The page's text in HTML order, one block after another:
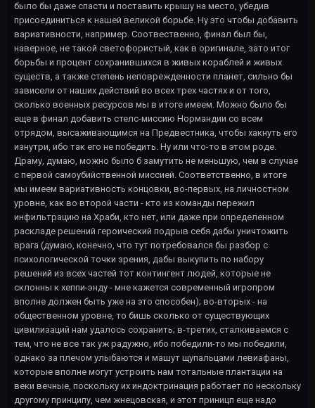
было бы даже спасти и поставить крышу на место, убедив
присоединиться к нашей великой борьбе. Ну это чтобы добавить
вариативности, например. Соотвественно, финал был бы,
наверное, не такой светофористый, как в оригинале, зато итог
борьбы и процент сохранившихся в живых кораблей и живых
существ, а также степень неповрежденности планет, сильно бы
зависели от наших действий во всех трех частях и от того,
сколько военных ресурсов мы в итоге имеем. Можно было бы
еще в финал добавить стелс-миссию Нормандии со всем
отрядом, высаживающимся на Предвестника, чтобы хакнуть его
изнутри, ибо так его не победить. Ну или что-то в этом роде.
Драму, думаю, можно было б замутить не меньшую, чем в случае
с первой самоубийственной миссией. Соответственно, в итоге
мы имеем вариативность концовки, во-первых, на личностном
уровне, как во второй части - кто из команды пережил
инфильтрацию на Храби, кто нет, или даже при определенном
раскладе решений героический подрыв себя дабы уничтожить
врага (думаю, конечно, что тут потребовался бы разбор с
психологической точки зрения, дабы выкупить по набору
решений из всех частей тот контингент людей, которые не
склонны к хеппи-энду - мне кажется современный игропром
вполне должен быть уже на это способен); во-вторых - на
общественном уровне, то бишь сколько от существующих
цивилизаций нам удалось сохранить; в-третих, сталкиваемся с
тем, что не все так уж радужно, ибо победили-то мы победили,
однако за плечом улыбаются и машут щупальцами левиафаны,
которые вполне могут устроить нам тотальные плантации на
веки вечные, поскольку их индоктринация работает по нескольку
другому принципу, чем жнецовская, и этот приницп еще надо